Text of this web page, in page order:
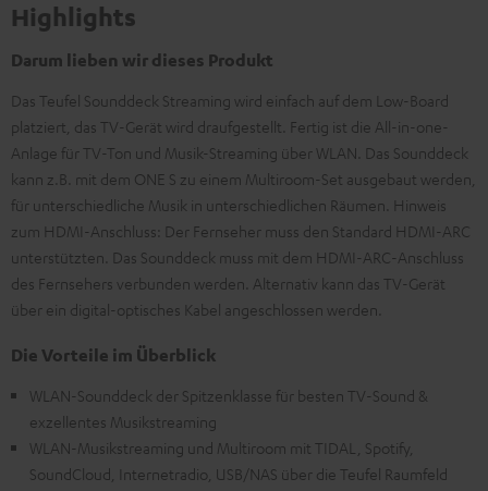
Highlights
Darum lieben wir dieses Produkt
Das Teufel Sounddeck Streaming wird einfach auf dem Low-Board
platziert, das TV-Gerät wird draufgestellt. Fertig ist die All-in-one-
Anlage für TV-Ton und Musik-Streaming über WLAN. Das Sounddeck
kann z.B. mit dem ONE S zu einem Multiroom-Set ausgebaut werden,
für unterschiedliche Musik in unterschiedlichen Räumen. Hinweis
zum HDMI-Anschluss: Der Fernseher muss den Standard HDMI-ARC
unterstützten. Das Sounddeck muss mit dem HDMI-ARC-Anschluss
des Fernsehers verbunden werden. Alternativ kann das TV-Gerät
über ein digital-optisches Kabel angeschlossen werden.
Die Vorteile im Überblick
WLAN-Sounddeck der Spitzenklasse für besten TV-Sound &
exzellentes Musikstreaming
WLAN-Musikstreaming und Multiroom mit TIDAL, Spotify,
SoundCloud, Internetradio, USB/NAS über die Teufel Raumfeld